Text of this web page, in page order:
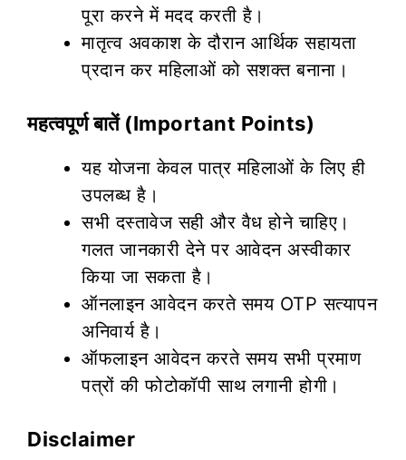
पूरा करने में मदद करती है।
मातृत्व अवकाश के दौरान आर्थिक सहायता
प्रदान कर महिलाओं को सशक्त बनाना।
महत्वपूर्ण बातें (Important Points)
यह योजना केवल पात्र महिलाओं के लिए ही
उपलब्ध है।
सभी दस्तावेज सही और वैध होने चाहिए।
गलत जानकारी देने पर आवेदन अस्वीकार
किया जा सकता है।
ऑनलाइन आवेदन करते समय OTP सत्यापन
अनिवार्य है।
ऑफलाइन आवेदन करते समय सभी प्रमाण
पत्रों की फोटोकॉपी साथ लगानी होगी।
Disclaimer